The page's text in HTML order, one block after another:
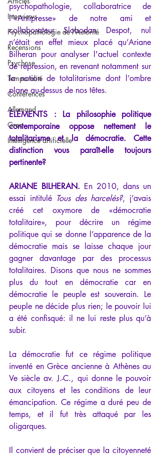
Interviews
Psychopathologie de l'Autorité
Recensions
Psychose
Temporalité
Conférences
Allemand
Grec
Intelligence artificielle
psychopathologie, collaboratrice de
l’«Antipresse» de notre ami et
collaborateur Slobodan Despot, nul
n’était en effet mieux placé qu’Ariane
Bilheran pour analyser l'actuel contexte
de répression, en revenant notamment sur
la notion de totalitarisme dont l’ombre
plane au-dessus de nos têtes.
ÉLÉMENTS : La philosophie politique
contemporaine oppose nettement le
totalitarisme et la démocratie. Cette
distinction vous paraît-elle toujours
pertinente?
ARIANE BILHERAN. En 2010, dans un
essai intitulé Tous des harcelés?, j’avais
créé cet oxymore de «démocratie
totalitaire», pour décrire un régime
politique qui se donne l’apparence de la
démocratie mais se laisse chaque jour
gagner davantage par des processus
totalitaires. Disons que nous ne sommes
plus du tout en démocratie car en
démocratie le peuple est souverain. Le
peuple ne décide plus rien; le pouvoir lui
a été confisqué: il ne lui reste plus qu’à
subir.
La démocratie fut ce régime politique
inventé en Grèce ancienne à Athènes au
Ve siècle av. J.-C., qui donne le pouvoir
aux citoyens et les conditions de leur
émancipation. Ce régime a duré peu de
temps, et il fut très attaqué par les
oligarques.
Il convient de préciser que la citoyenneté